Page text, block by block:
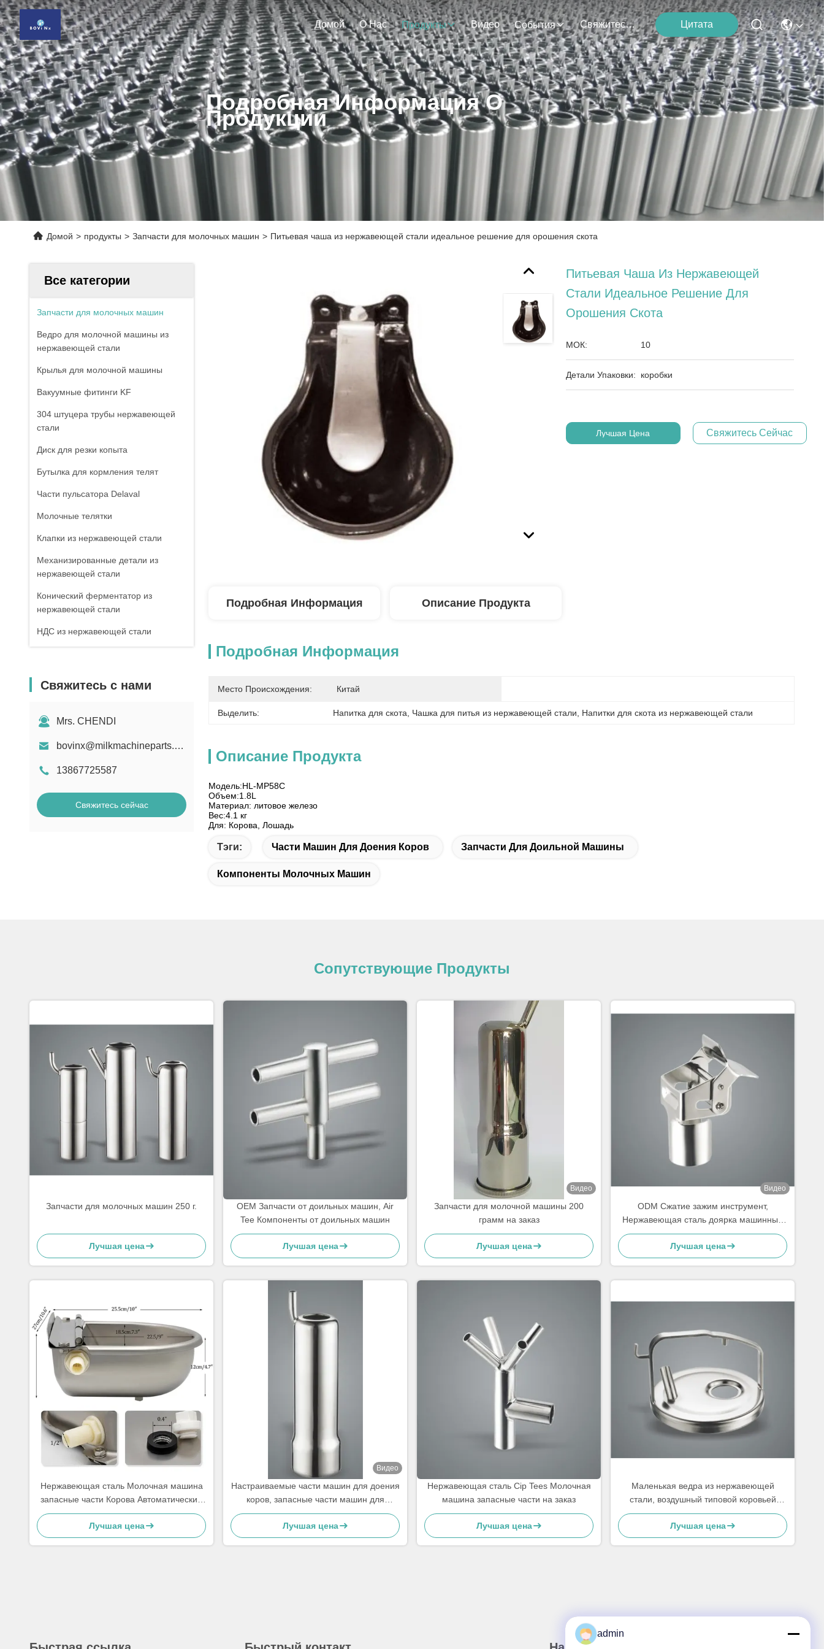
Домой О Нас Продукты Видео События Свяжитесь С Нами Цитата
Подробная Информация О
Продукции
Домой > продукты > Запчасти для молочных машин > Питьевая чаша из нержавеющей стали идеальное решение для орошения скота
Все категории
Запчасти для молочных машин
Ведро для молочной машины из
нержавеющей стали
Крылья для молочной машины
Вакуумные фитинги KF
304 штуцера трубы нержавеющей
стали
Диск для резки копыта
Бутылка для кормления телят
Части пульсатора Delaval
Молочные телятки
Клапки из нержавеющей стали
Механизированные детали из
нержавеющей стали
Конический ферментатор из
нержавеющей стали
НДС из нержавеющей стали
Свяжитесь с нами
Mrs. CHENDI
bovinx@milkmachineparts.com
13867725587
Свяжитесь сейчас
Питьевая Чаша Из Нержавеющей
Стали Идеальное Решение Для
Орошения Скота
МОК: 10
Детали Упаковки: коробки
Лучшая Цена Свяжитесь Сейчас
Подробная Информация Описание Продукта
Подробная Информация
Место Происхождения: Китай
Выделить: Напитка для скота Чашка для питья из нержавеющей стали Напитки для скота из нержавеющей стали
Описание Продукта
Модель:HL-MP58C
Объем:1.8L
Материал: литовое железо
Вес:4.1 кг
Для: Корова, Лошадь
Тэги: Части Машин Для Доения Коров Запчасти Для Доильной Машины
Компоненты Молочных Машин
Сопутствующие Продукты
Запчасти для молочных машин 250 г.
Лучшая цена
OEM Запчасти от доильных машин, Air
Tee Компоненты от доильных машин
Лучшая цена
Видео
Запчасти для молочной машины 200
грамм на заказ
Лучшая цена
Видео
ODM Сжатие зажим инструмент,
Нержавеющая сталь доярка машинные
части для коров
Лучшая цена
Нержавеющая сталь Молочная машина
запасные части Корова Автоматический
питьевой плавучий
Лучшая цена
Видео
Настраиваемые части машин для доения
коров, запасные части машин для
доения коровы, чайники
Лучшая цена
Нержавеющая сталь Cip Tees Молочная
машина запасные части на заказ
Лучшая цена
Маленькая ведра из нержавеющей
стали, воздушный типовой коровьей
доильной машины запасные части
Лучшая цена
admin